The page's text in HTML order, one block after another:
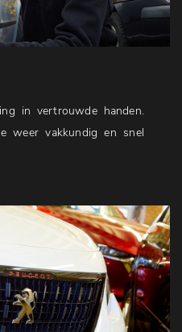
in vertrouwde handen.
weer vakkundig en snel